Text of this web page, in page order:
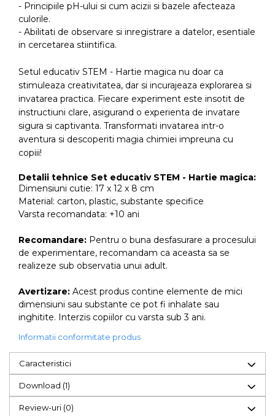
- Principiile pH-ului si cum acizii si bazele afecteaza
culorile.
- Abilitati de observare si inregistrare a datelor, esentiale
in cercetarea stiintifica.
Setul educativ STEM - Hartie magica nu doar ca
stimuleaza creativitatea, dar si incurajeaza explorarea si
invatarea practica. Fiecare experiment este insotit de
instructiuni clare, asigurand o experienta de invatare
sigura si captivanta. Transformati invatarea intr-o
aventura si descoperiti magia chimiei impreuna cu
copiii!
Detalii tehnice Set educativ STEM - Hartie magica:
Dimensiuni cutie: 17 x 12 x 8 cm
Material: carton, plastic, substante specifice
Varsta recomandata: +10 ani
Recomandare: Pentru o buna desfasurare a procesului
de experimentare, recomandam ca aceasta sa se
realizeze sub observatia unui adult.
Avertizare: Acest produs contine elemente de mici
dimensiuni sau substante ce pot fi inhalate sau
inghitite. Interzis copiilor cu varsta sub 3 ani.
Informatii conformitate produs
Caracteristici
Download (1)
Review-uri (0)